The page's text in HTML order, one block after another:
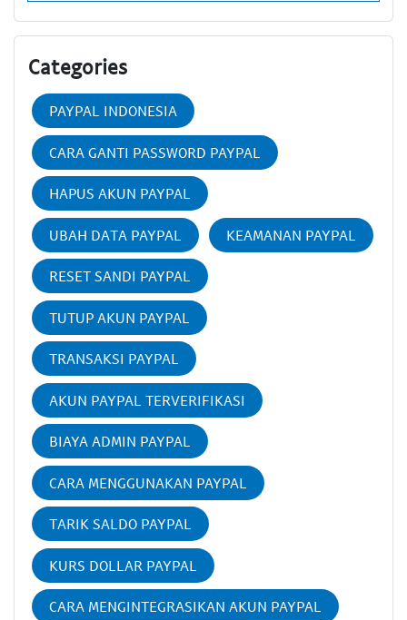
Categories
PAYPAL INDONESIA
CARA GANTI PASSWORD PAYPAL
HAPUS AKUN PAYPAL
UBAH DATA PAYPAL KEAMANAN PAYPAL
RESET SANDI PAYPAL
TUTUP AKUN PAYPAL
TRANSAKSI PAYPAL
AKUN PAYPAL TERVERIFIKASI
BIAYA ADMIN PAYPAL
CARA MENGGUNAKAN PAYPAL
TARIK SALDO PAYPAL
KURS DOLLAR PAYPAL
CARA MENGINTEGRASIKAN AKUN PAYPAL